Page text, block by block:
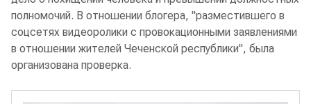
полномочий. В отношении блогера, "разместившего в
соцсетях видеоролики с провокационными заявлениями
в отношении жителей Чеченской республики", была
организована проверка.